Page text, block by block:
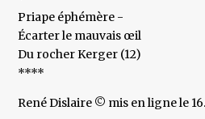
Priape éphémère -
Écarter le mauvais œil
Du rocher Kerger (12)
****
René Dislaire © mis en ligne le